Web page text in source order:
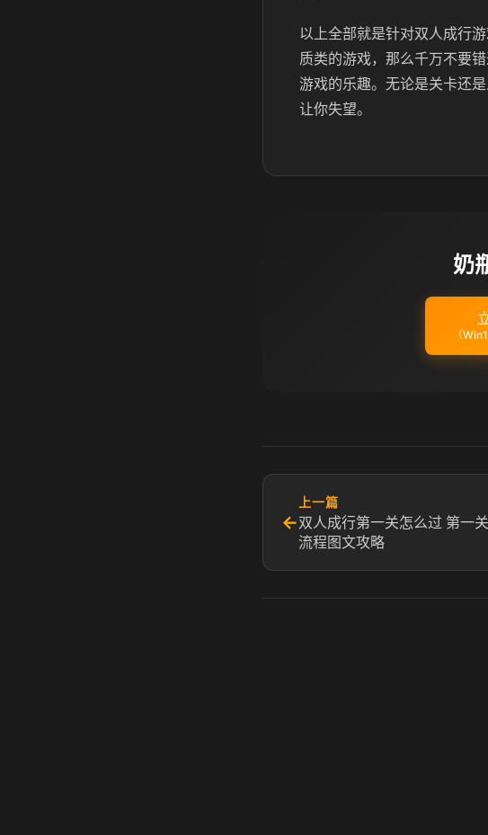
以上全部就是针对双人成行
质类的游戏，那么千万不要
游戏的乐趣。无论是关卡还
让你失望。
奶
（
←
上一篇
双人成行第一关怎么过 第一
流程图文攻略